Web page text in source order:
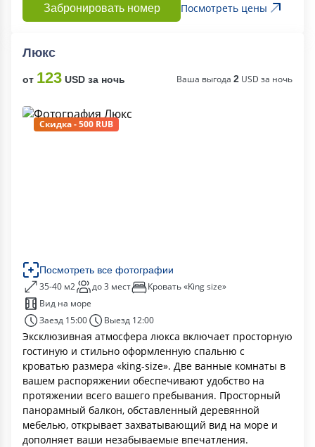
Забронировать номер Посмотреть цены
Люкс
от 123 USD за ночь Ваша выгода 2 USD за ночь
Скидка - 500 RUB
Посмотреть все фотографии
35-40 м2 до 3 мест
Кровать «King size»
Вид на море
Заезд 15:00
Выезд 12:00
Эксклюзивная атмосфера люкса включает просторную
гостиную и стильно оформленную спальню с
кроватью размера «king-size». Две ванные комнаты в
вашем распоряжении обеспечивают удобство на
протяжении всего вашего пребывания. Просторный
панорамный балкон, обставленный деревянной
мебелью, открывает захватывающий вид на море и
дополняет ваши незабываемые впечатления.